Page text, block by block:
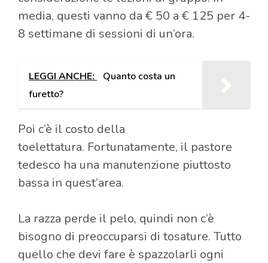
media, questi vanno da € 50 a € 125 per 4-
8 settimane di sessioni di un’ora.
LEGGI ANCHE:
Quanto costa un
furetto?
Poi c’è il costo della
toelettatura. Fortunatamente, il pastore
tedesco ha una manutenzione piuttosto
bassa in quest’area.
La razza perde il pelo, quindi non c’è
bisogno di preoccuparsi di tosature. Tutto
quello che devi fare è spazzolarli ogni